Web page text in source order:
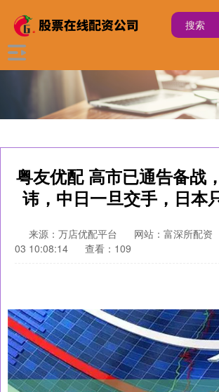
粤友优配 高市已通告备战
讳，中日一旦交手，日本
来源：万店优配平台 网站：富深所配资
03 10:08:14
查看：109